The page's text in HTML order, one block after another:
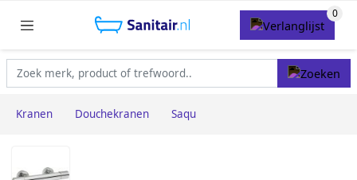
Kranen Douchekranen Saqu